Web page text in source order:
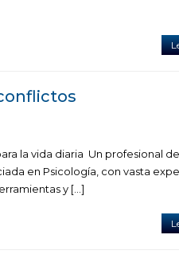
la vida diaria Un profesional
en Psicología, con vasta
y […]